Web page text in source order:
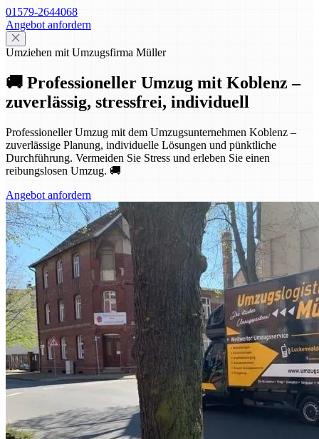
01579-2644068
Angebot anfordern
Umziehen mit Umzugsfirma Müller
🚚 Professioneller Umzug mit Koblenz –
zuverlässig, stressfrei, individuell
Professioneller Umzug mit dem Umzugsunternehmen Koblenz –
zuverlässige Planung, individuelle Lösungen und pünktliche
Durchführung. Vermeiden Sie Stress und erleben Sie einen
reibungslosen Umzug. 🚚
Angebot anfordern